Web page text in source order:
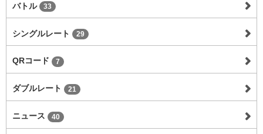
バトル 33
シングルレート 29
QRコード 7
ダブルレート 21
ニュース 40